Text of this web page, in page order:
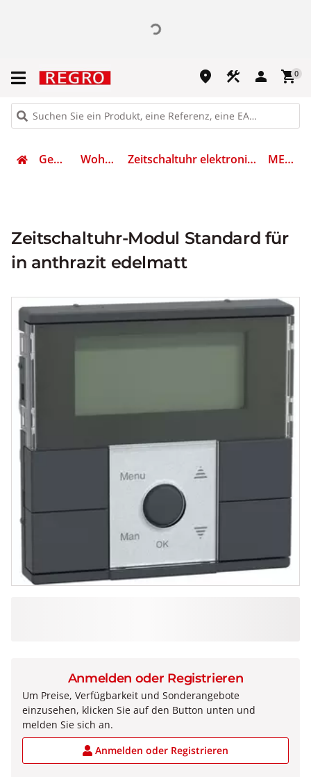
place construction person shopping_cart0
Gebäudetechnik Wohnraumschalter Zeitschaltuhr elektronisch f. Installationsschalterprogramme MEG5754-0414
Zeitschaltuhr-Modul Standard für
in anthrazit edelmatt
Anmelden oder Registrieren
Um Preise, Verfügbarkeit und Sonderangebote
einzusehen, klicken Sie auf den Button unten und
melden Sie sich an.
Anmelden oder Registrieren